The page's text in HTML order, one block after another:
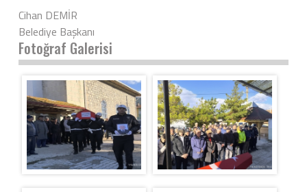
Cihan DEMİR
Belediye Başkanı
Fotoğraf Galerisi